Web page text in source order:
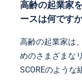
高齢の起業家
ースは何です
高齢の起業家は
めのさまざまな
SCOREのような